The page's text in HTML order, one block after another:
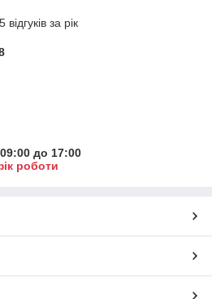
за рік
до 17:00
роботи